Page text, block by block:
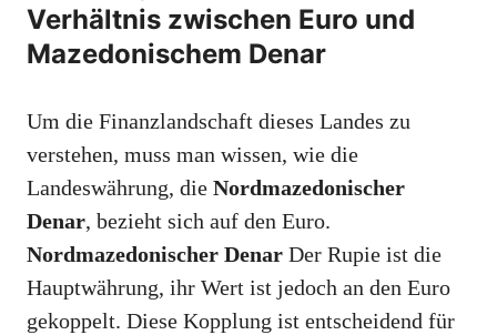
Verhältnis zwischen Euro und
Mazedonischem Denar
Um die Finanzlandschaft dieses Landes zu
verstehen, muss man wissen, wie die
Landeswährung, die Nordmazedonischer
Denar, bezieht sich auf den Euro.
Nordmazedonischer Denar Der Rupie ist die
Hauptwährung, ihr Wert ist jedoch an den Euro
gekoppelt. Diese Kopplung ist entscheidend für